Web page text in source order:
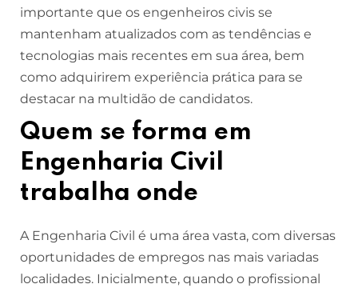
importante que os engenheiros civis se
mantenham atualizados com as tendências e
tecnologias mais recentes em sua área, bem
como adquirirem experiência prática para se
destacar na multidão de candidatos.
Quem se forma em
Engenharia Civil
trabalha onde
A Engenharia Civil é uma área vasta, com diversas
oportunidades de empregos nas mais variadas
localidades. Inicialmente, quando o profissional